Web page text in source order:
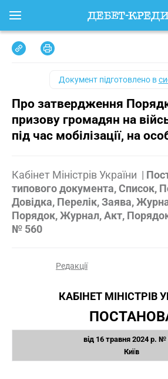
Документ підготовлено в
Про затвердження
призову громадян на
під час мобілізації, на
Кабінет Міністрів України |
типового документа, Список,
Довідка, Перелік, Заява,
Порядок, Журнал, Акт,
№ 560
Редакції
КАБІНЕТ МІНІСТРІВ
від 16 травня 2024 р. №
Київ